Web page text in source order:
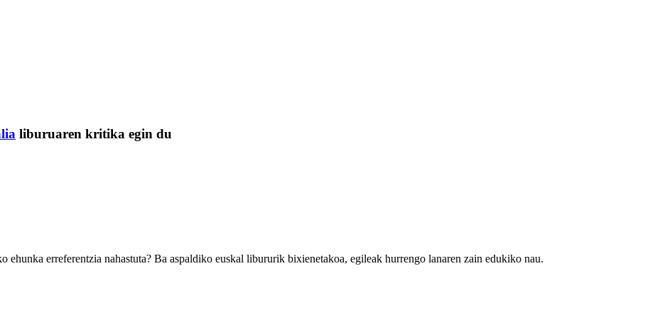
liburuaren kritika egin du
ehunka erreferentzia nahastuta? Ba aspaldiko euskal libururik bixienetakoa, egileak hurrengo lanaren zain edukiko nau.